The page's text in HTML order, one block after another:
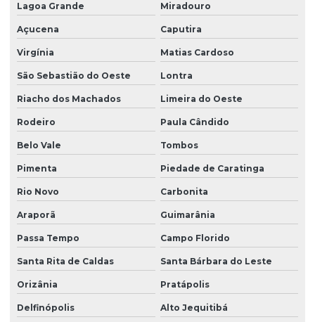
Lagoa Grande Miradouro
Açucena Caputira
Virgínia Matias Cardoso
São Sebastião do Oeste Lontra
Riacho dos Machados Limeira do Oeste
Rodeiro Paula Cândido
Belo Vale Tombos
Pimenta Piedade de Caratinga
Rio Novo Carbonita
Araporã Guimarânia
Passa Tempo Campo Florido
Santa Rita de Caldas Santa Bárbara do Leste
Orizânia Pratápolis
Delfinópolis Alto Jequitibá